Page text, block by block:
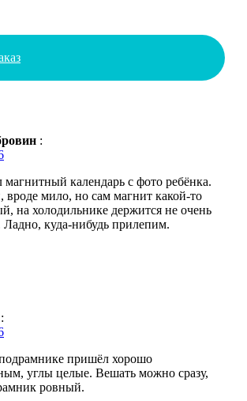
:
магнитный календарь с фото ребёнка.
вроде мило, но сам магнит какой-то
на холодильнике держится не очень
Ладно, куда-нибудь прилепим.
:
пришёл хорошо
углы целые. Вешать можно сразу,
ровный.